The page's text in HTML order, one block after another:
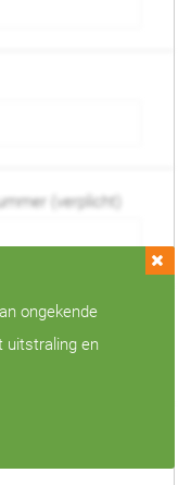
(verplicht)
worden?
ongekende
uitstraling en